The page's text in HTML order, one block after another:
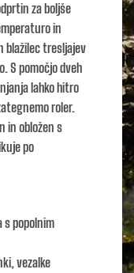
za boljše
in
blažilec tresljajev
S pomočjo dveh
lahko hitro
roler.
in obložen s
po
s popolnim
vezalke